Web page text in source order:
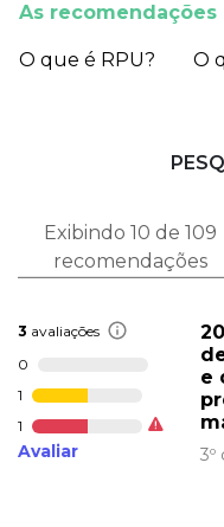
As recomendações
O que é RPU? O
Exibindo 10 de 109
recomendações
3 avaliações
0
1
1
Avaliar
e
3º